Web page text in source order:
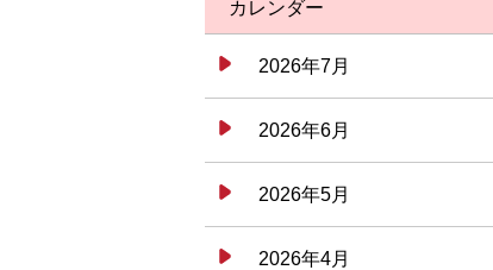
カレンダー
2026年7月
2026年6月
2026年5月
2026年4月